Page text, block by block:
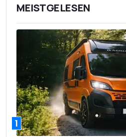
MEISTGELESEN
1